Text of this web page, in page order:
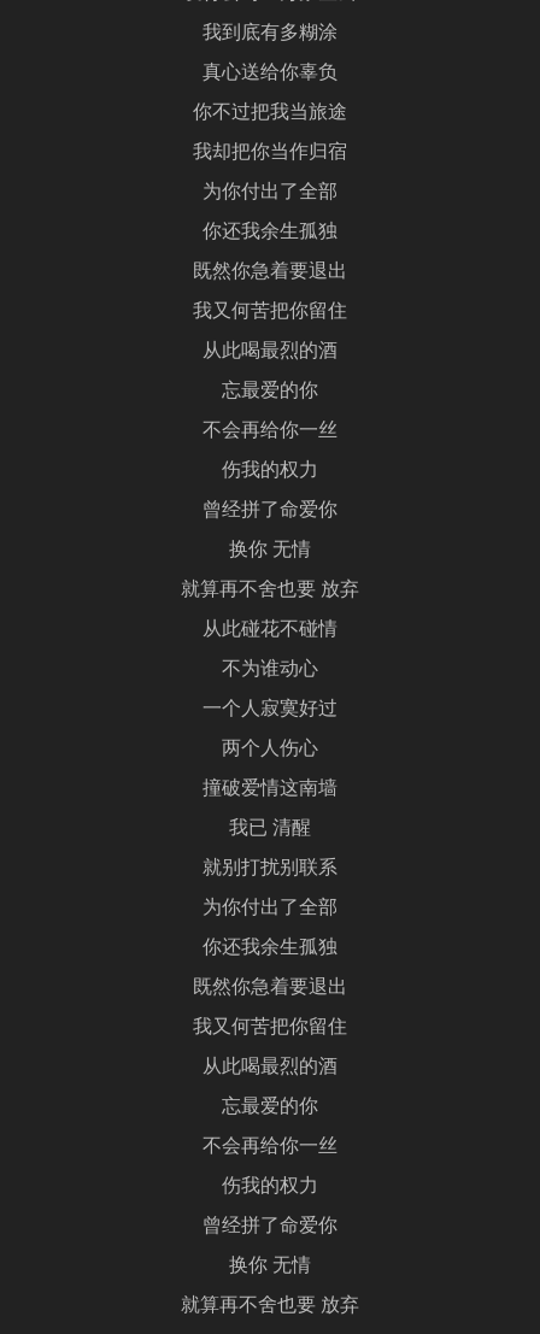
我到底有多糊涂
真心送给你辜负
你不过把我当旅途
我却把你当作归宿
为你付出了全部
你还我余生孤独
既然你急着要退出
我又何苦把你留住
从此喝最烈的酒
忘最爱的你
不会再给你一丝
伤我的权力
曾经拼了命爱你
换你 无情
就算再不舍也要 放弃
从此碰花不碰情
不为谁动心
一个人寂寞好过
两个人伤心
撞破爱情这南墙
我已 清醒
就别打扰别联系
为你付出了全部
你还我余生孤独
既然你急着要退出
我又何苦把你留住
从此喝最烈的酒
忘最爱的你
不会再给你一丝
伤我的权力
曾经拼了命爱你
换你 无情
就算再不舍也要 放弃